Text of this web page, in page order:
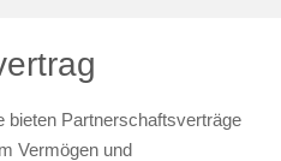
bieten Partnerschaftsverträge
Vermögen und